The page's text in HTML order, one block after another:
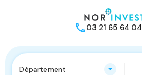
03 21 65 64 04
Département